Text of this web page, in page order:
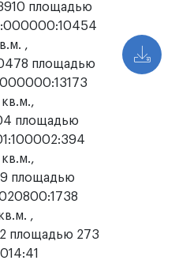
площадью
,
площадью
площадью
площадью
,
площадью 273